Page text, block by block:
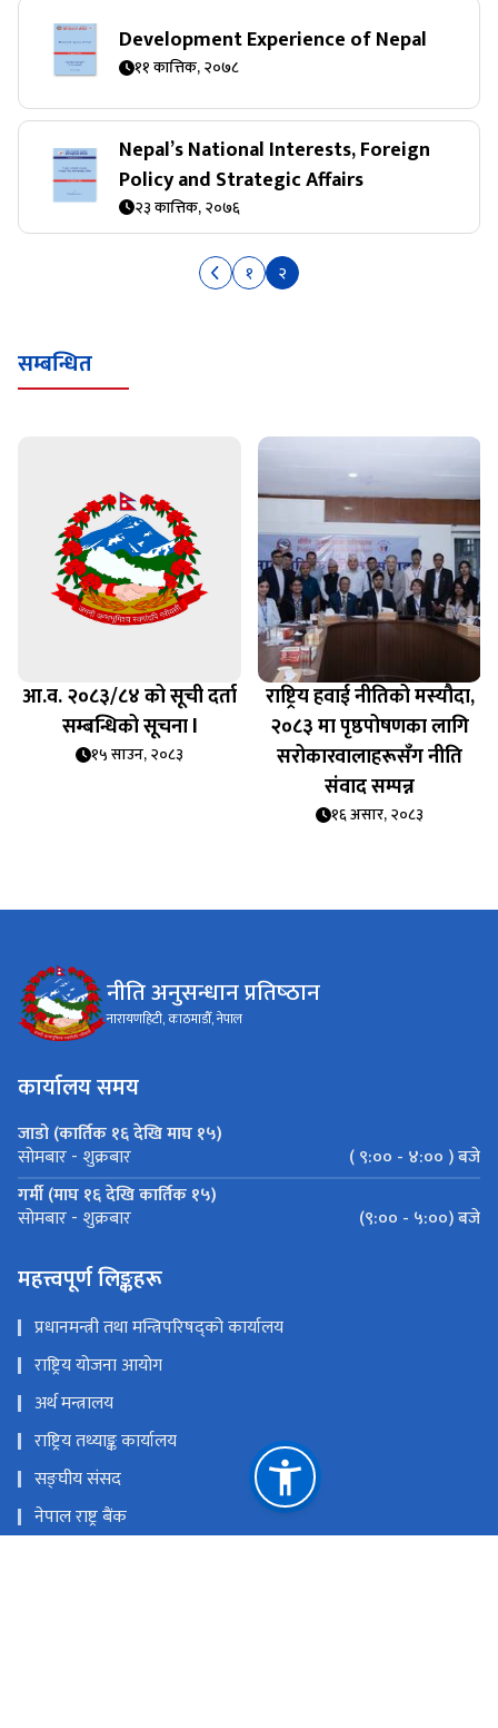
Development Experience of Nepal
११ कात्तिक, २०७८
Nepal’s National Interests, Foreign
Policy and Strategic Affairs
२३ कात्तिक, २०७६
१ २
सम्बन्धित
आ.व. २०८३/८४ को सूची दर्ता
सम्बन्धिको सूचना l
१५ साउन, २०८३
राष्ट्रिय हवाई नीतिको मस्यौदा,
२०८३ मा पृष्ठपोषणका लागि
सरोकारवालाहरूसँग नीति
संवाद सम्पन्न
१६ असार, २०८३
नीति अनुसन्धान प्रतिष्‍ठान
नारायणहिटी, काठमाडौँ, नेपाल
कार्यालय समय
जाडो (कार्तिक १६ देखि माघ १५)
सोमबार - शुक्रबार
( ९:०० - ४:०० ) बजे
गर्मी (माघ १६ देखि कार्तिक १५)
सोमबार - शुक्रबार (९:०० - ५:००) बजे
महत्त्वपूर्ण लिङ्कहरू
प्रधानमन्त्री तथा मन्त्रिपरिषद्को कार्यालय
राष्ट्रिय योजना आयोग
अर्थ मन्त्रालय
राष्ट्रिय तथ्याङ्क कार्यालय
सङ्घीय संसद
नेपाल राष्ट्र बैंक